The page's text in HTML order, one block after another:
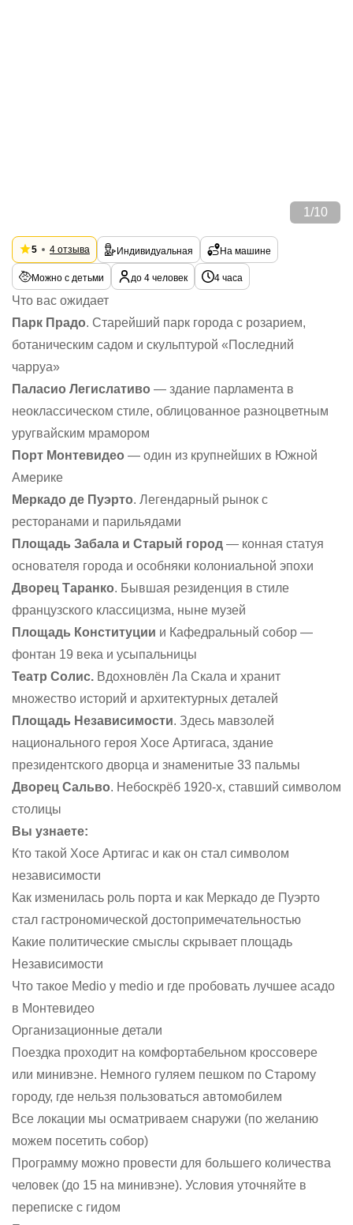
1 /10
5 4 отзыва Индивидуальная На машине
Можно с детьми до 4 человек 4 часа
Что вас ожидает
Парк Прадо. Старейший парк города с розарием,
ботаническим садом и скульптурой «Последний
чарруа»
Паласио Легислативо — здание парламента в
неоклассическом стиле, облицованное разноцветным
уругвайским мрамором
Порт Монтевидео — один из крупнейших в Южной
Америке
Меркадо де Пуэрто. Легендарный рынок с
ресторанами и парильядами
Площадь Забала и Старый город — конная статуя
основателя города и особняки колониальной эпохи
Дворец Таранко. Бывшая резиденция в стиле
французского классицизма, ныне музей
Площадь Конституции и Кафедральный собор —
фонтан 19 века и усыпальницы
Театр Солис. Вдохновлён Ла Скала и хранит
множество историй и архитектурных деталей
Площадь Независимости. Здесь мавзолей
национального героя Хосе Артигаса, здание
президентского дворца и знаменитые 33 пальмы
Дворец Сальво. Небоскрёб 1920-х, ставший символом
столицы
Вы узнаете:
Кто такой Хосе Артигас и как он стал символом
независимости
Как изменилась роль порта и как Меркадо де Пуэрто
стал гастрономической достопримечательностью
Какие политические смыслы скрывает площадь
Независимости
Что такое Medio y medio и где пробовать лучшее асадо
в Монтевидео
Организационные детали
Поездка проходит на комфортабельном кроссовере
или минивэне. Немного гуляем пешком по Старому
городу, где нельзя пользоваться автомобилем
Все локации мы осматриваем снаружи (по желанию
можем посетить собор)
Программу можно провести для большего количества
человек (до 15 на минивэне). Условия уточняйте в
переписке с гидом